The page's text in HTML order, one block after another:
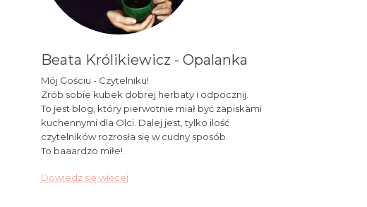
Beata Królikiewicz - Opalanka
Mój Gościu - Czytelniku!
Zrób sobie kubek dobrej herbaty i odpocznij.
To jest blog, który pierwotnie miał być zapiskami
kuchennymi dla Olci. Dalej jest, tylko ilość
czytelników rozrosła się w cudny sposób.
To baaardzo miłe!
Dowiedz się więcej